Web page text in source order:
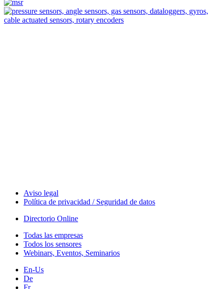
Aviso legal
Política de privacidad / Seguridad de datos
Directorio Online
Todas las empresas
Todos los sensores
Webinars, Eventos, Seminarios
En-Us
De